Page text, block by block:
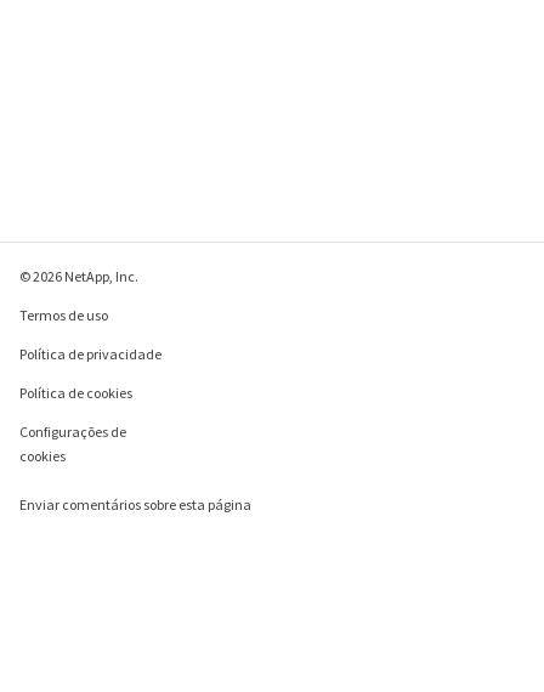
© 2026 NetApp, Inc.
Termos de uso
Política de privacidade
Política de cookies
Configurações de
cookies
Enviar comentários sobre esta página